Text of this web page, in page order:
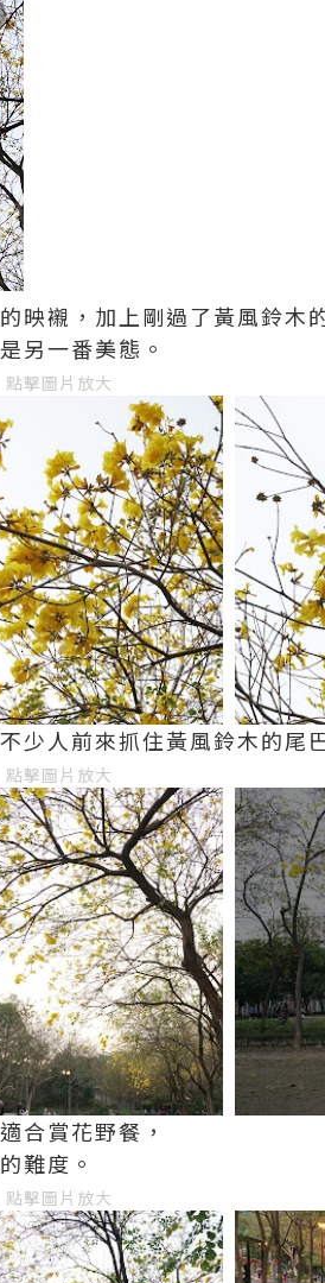
映襯，加上剛過了黃風鈴木
另一番美態。
點擊圖片放大
少人前來抓住黃風鈴木的尾
點擊圖片放大
合賞花野餐，
難度。
點擊圖片放大